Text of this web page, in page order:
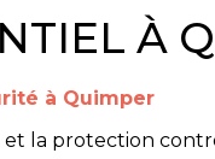
À
à Quimper
la protection